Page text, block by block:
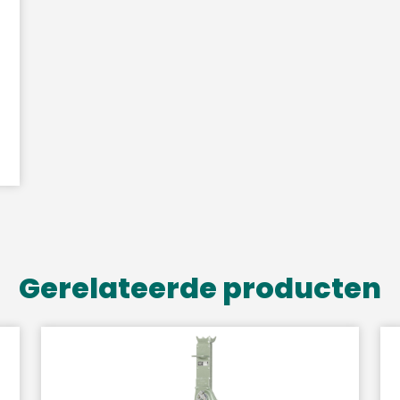
Gerelateerde producten